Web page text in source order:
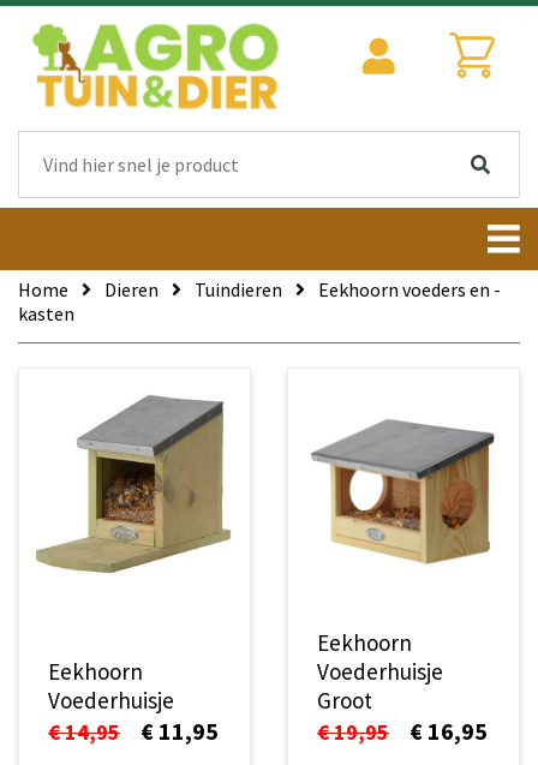
Home Dieren Tuindieren
Eekhoorn voeders en -
kasten
Eekhoorn
Voederhuisje
€ 14,95 € 11,95
Eekhoorn
Voederhuisje
Groot
€ 19,95 € 16,95